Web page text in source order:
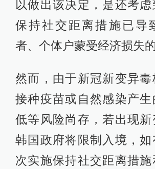
以做出该决定，是还考
保持社交距离措施已导
者、个体户蒙受经济损失的
然而，由于新冠新变异毒
接种疫苗或自然感染产
低等风险尚存，若出现新
韩国政府将限制入境，
次实施保持社交距离措